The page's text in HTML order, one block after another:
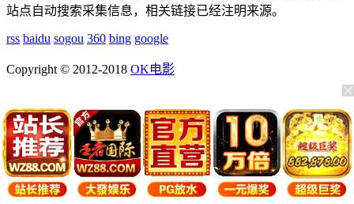
站点自动搜索采集信息，相关链接已经注明来源。
rss baidu sogou 360 bing google
Copyright © 2012-2018 OK电影